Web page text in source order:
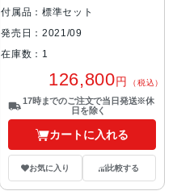
付属品：標準セット
発売日：2021/09
在庫数：1
126,800円 （税込）
17時までのご注文で当日発送※休
日を除く
カートに入れる
お気に入り 比較する